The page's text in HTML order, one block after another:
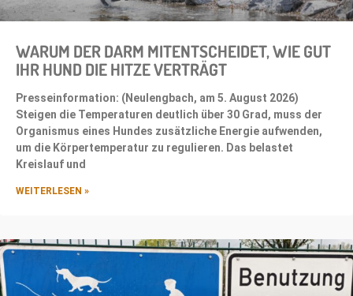
WARUM DER DARM MITENTSCHEIDET, WIE GUT
IHR HUND DIE HITZE VERTRÄGT
Presseinformation: (Neulengbach, am 5. August 2026)
Steigen die Temperaturen deutlich über 30 Grad, muss der
Organismus eines Hundes zusätzliche Energie aufwenden,
um die Körpertemperatur zu regulieren. Das belastet
Kreislauf und
WEITERLESEN »